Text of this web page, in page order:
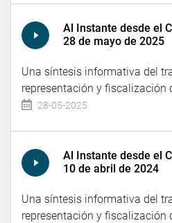
Al Instante desde el
28 de mayo de 2025
Una síntesis informativa del
representación y fiscalización
28-05-2025
Al Instante desde el
10 de abril de 2024
Una síntesis informativa del
representación y fiscalización